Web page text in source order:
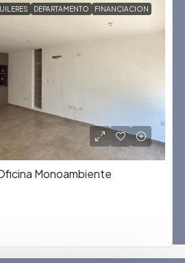
DEPARTAMENTO FINANCIACION
Monoambiente